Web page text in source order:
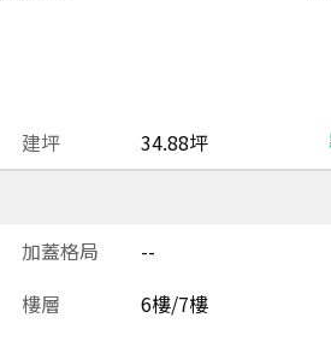
建坪 34.88坪
加蓋格局 --
樓層 6樓/7樓